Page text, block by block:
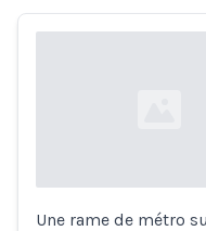
Une rame de métro